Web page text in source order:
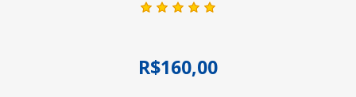
R$160,00